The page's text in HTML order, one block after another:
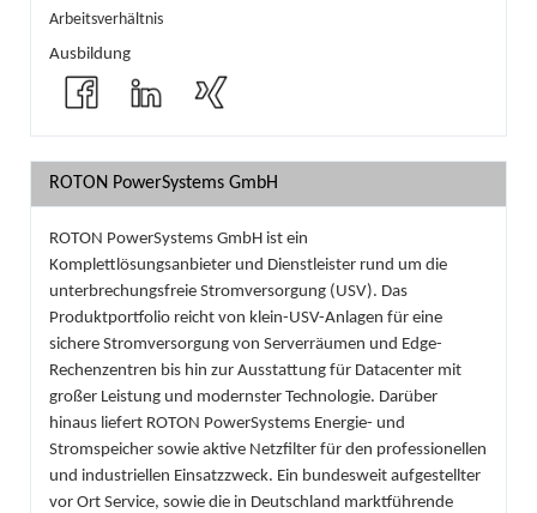
Arbeitsverhältnis
Ausbildung
ROTON PowerSystems GmbH
ROTON PowerSystems GmbH ist ein
Komplettlösungsanbieter und Dienstleister rund um die
unterbrechungsfreie Stromversorgung (USV). Das
Produktportfolio reicht von klein-USV-Anlagen für eine
sichere Stromversorgung von Serverräumen und Edge-
Rechenzentren bis hin zur Ausstattung für Datacenter mit
großer Leistung und modernster Technologie. Darüber
hinaus liefert ROTON PowerSystems Energie- und
Stromspeicher sowie aktive Netzfilter für den professionellen
und industriellen Einsatzzweck. Ein bundesweit aufgestellter
vor Ort Service, sowie die in Deutschland marktführende